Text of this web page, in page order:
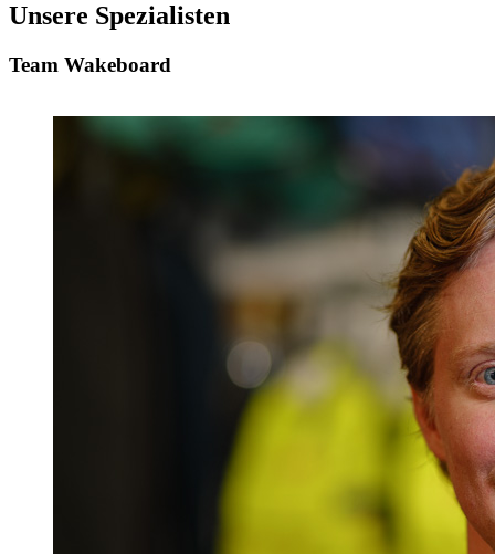
Unsere Spezialisten
Team Wakeboard